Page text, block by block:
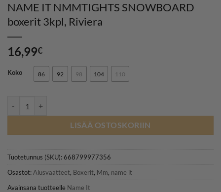
NAME IT NMMTIGHTS SNOWBOARD
boxerit 3kpl, Riviera
16,99€
Koko 86 92 98 104 110
LISÄÄ OSTOSKORIIN
Tuotetunnus (SKU):668799977356
Osastot:Alusvaatteet, Boxerit, Mm, name it
Avainsana tuotteelle Name It